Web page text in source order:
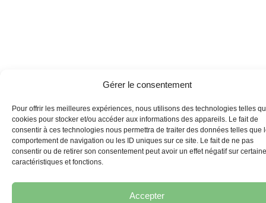
Gérer le consentement
Pour offrir les meilleures expériences, nous utilisons des technologies telles
cookies pour stocker et/ou accéder aux informations des appareils. Le fait de
consentir à ces technologies nous permettra de traiter des données telles que
comportement de navigation ou les ID uniques sur ce site. Le fait de ne pas
consentir ou de retirer son consentement peut avoir un effet négatif sur
caractéristiques et fonctions.
Accepter